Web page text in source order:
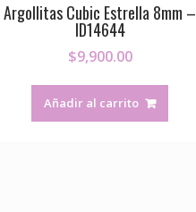
Argollitas Cubic Estrella 8mm –
ID14644
$9,900.00
Añadir al carrito